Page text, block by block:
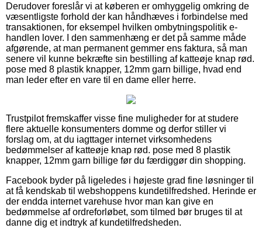
Derudover foreslår vi at køberen er omhyggelig omkring de
væsentligste forhold der kan håndhæves i forbindelse med
transaktionen, for eksempel hvilken ombytningspolitik e-
handlen lover. I den sammenhæng er det på samme måde
afgørende, at man permanent gemmer ens faktura, så man
senere vil kunne bekræfte sin bestilling af katteøje knap rød.
pose med 8 plastik knapper, 12mm garn billige, hvad end
man leder efter en vare til en dame eller herre.
Trustpilot fremskaffer visse fine muligheder for at studere
flere aktuelle konsumenters domme og derfor stiller vi
forslag om, at du iagttager internet virksomhedens
bedømmelser af katteøje knap rød. pose med 8 plastik
knapper, 12mm garn billige før du færdiggør din shopping.
Facebook byder på ligeledes i højeste grad fine løsninger til
at få kendskab til webshoppens kundetilfredshed. Herinde er
der endda internet varehuse hvor man kan give en
bedømmelse af ordreforløbet, som tilmed bør bruges til at
danne dig et indtryk af kundetilfredsheden.